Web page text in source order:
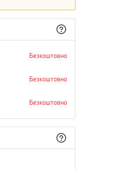
Безкоштовно
Безкоштовно
Безкоштовно